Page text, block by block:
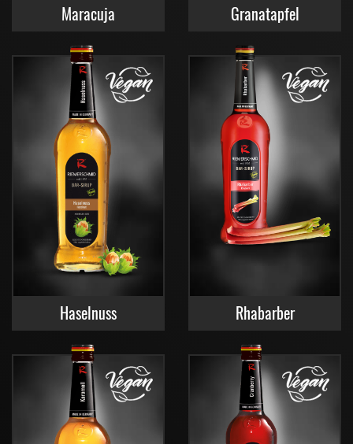
Maracuja Granatapfel
Haselnuss Rhabarber